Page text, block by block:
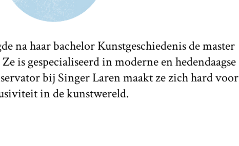
na haar bachelor Kunstgeschiedenis de master
is gespecialiseerd in moderne en hedendaagse
bij Singer Laren maakt ze zich hard voor
in de kunstwereld.